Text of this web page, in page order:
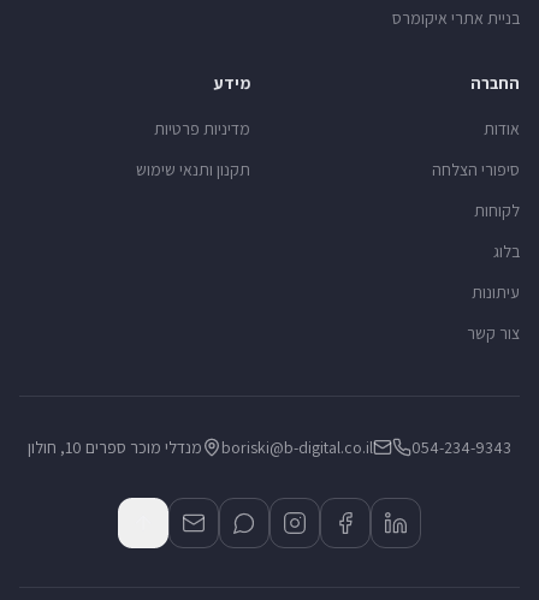
בניית אתרי איקומרס
החברה
אודות
סיפורי הצלחה
לקוחות
בלוג
עיתונות
צור קשר
מידע
מדיניות פרטיות
תקנון ותנאי שימוש
054-234-9343
boriski@b-digital.co.il מנדלי מוכר ספרים 10, חולון